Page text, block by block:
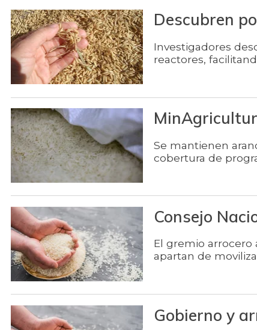
Descubren
Investigadores
reactores,
Se mantienen
cobertura de
Consejo
El gremio arrocero
apartan de
Gobierno y